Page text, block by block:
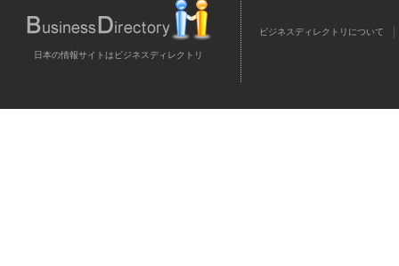
日本の情報サイトはビジネスディレクトリ
ビジネスディレクトリについて